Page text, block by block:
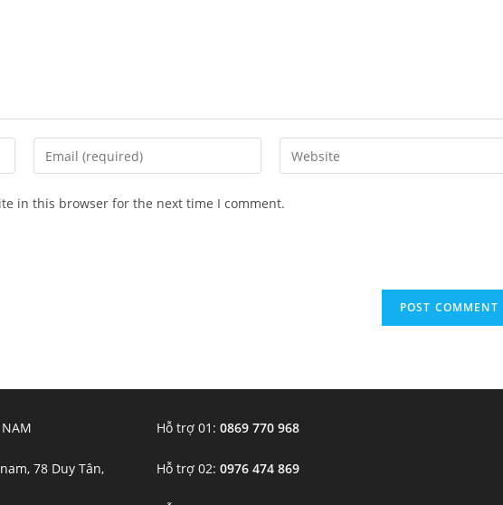
in this browser for the next time I comment.
NAM
78 Duy Tân,
Hỗ trợ 01:0869 770 968
Hỗ trợ 02:0976 474 869